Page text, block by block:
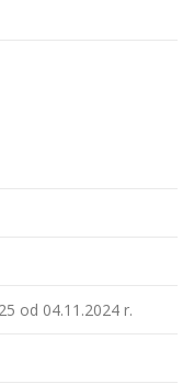
od 04.11.2024 r.